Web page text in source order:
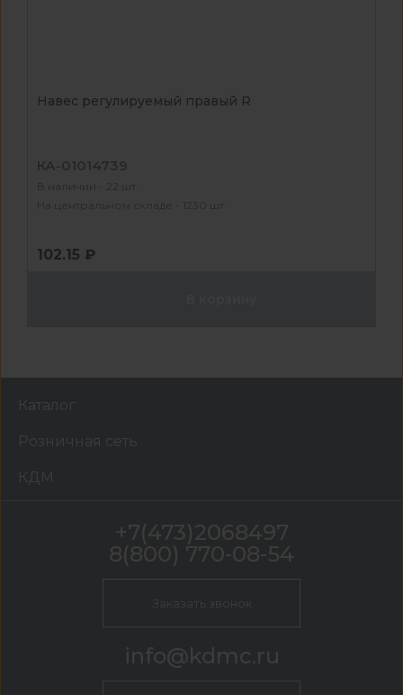
Навес регулируемый правый R
КА-01014739
В наличии - 22 шт
На центральном складе - 1230 шт
102.15 ₽
Каталог
Розничная сеть
КДМ
+7(473)2068497
8(800) 770-08-54
Заказать звонок
info@kdmc.ru